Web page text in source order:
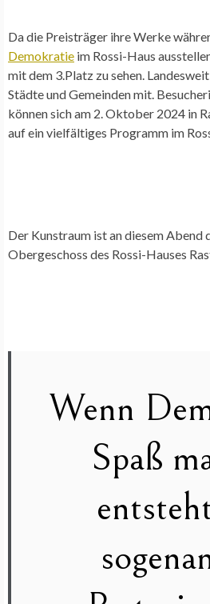
Da die Preisträger ihre Werke
Demokratie im Rossi-Haus
mit dem 3.Platz zu sehen.
Städte und Gemeinden mit.
können sich am 2. Oktober 2024 in
auf ein vielfältiges Programm im
Der Kunstraum ist an diesem Abend
Obergeschoss des Rossi-Hauses
Wenn
Spaß